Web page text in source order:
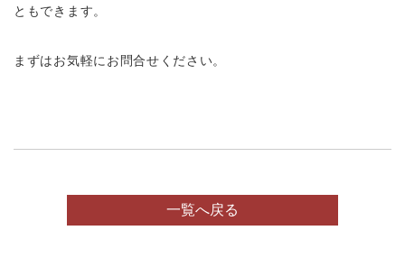
ともできます。
まずはお気軽にお問合せください。
一覧へ戻る